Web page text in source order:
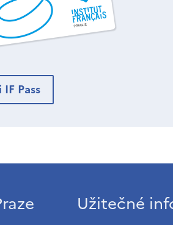
IF Pass
Užitečné